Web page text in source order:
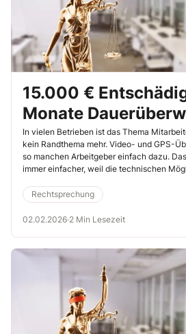
15.000 €
Monate
In vielen Betrieben ist das Thema
kein Randthema mehr. Video- und GPS-
so manchen Arbeitgeber einfach dazu.
immer einfacher, weil die technischen
Persönlichkeitsrechte sowie den
und wird zumindest auch nicht immer
Landesarbeitsgericht Hamm hat in einer
von 22 Monaten zugestanden (LAG
Rechtsprechung
02.02.2026·2 Min Lesezeit